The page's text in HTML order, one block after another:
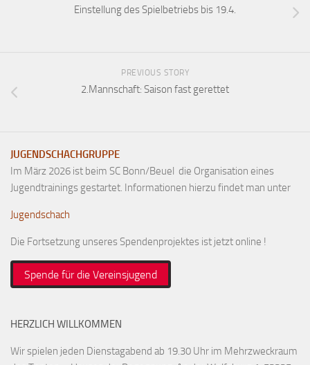
Ausschreibungen
Einstellung des Spielbetriebs bis 19.4.
PREVIOUS STORY
2.Mannschaft: Saison fast gerettet
JUGENDSCHACHGRUPPE
Im März 2026 ist beim SC Bonn/Beuel die Organisation eines
Jugendtrainings gestartet. Informationen hierzu findet man unter
Jugendschach
Die Fortsetzung unseres Spendenprojektes ist jetzt online !
Spende für die Vereinsjugend
HERZLICH WILLKOMMEN
Wir spielen jeden Dienstagabend ab 19.30 Uhr im Mehrzweckraum